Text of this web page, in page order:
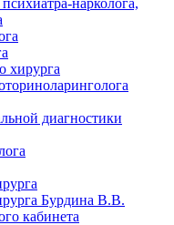
нарколога,
хирурга
диагностики
Бурдина В.В.
кабинета